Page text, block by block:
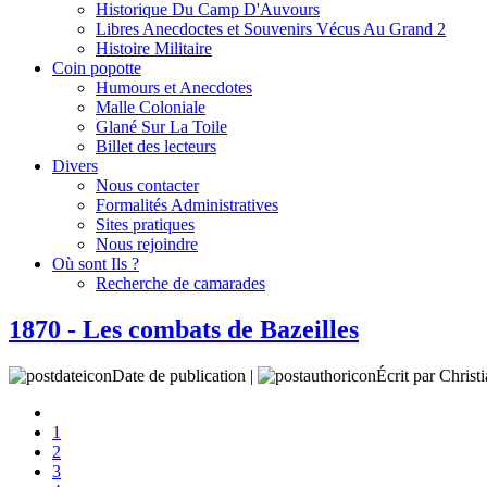
Historique Du Camp D'Auvours
Libres Anecdoctes et Souvenirs Vécus Au Grand 2
Histoire Militaire
Coin popotte
Humours et Anecdotes
Malle Coloniale
Glané Sur La Toile
Billet des lecteurs
Divers
Nous contacter
Formalités Administratives
Sites pratiques
Nous rejoindre
Où sont Ils ?
Recherche de camarades
1870 - Les combats de Bazeilles
Date de publication | Écrit par
1
2
3